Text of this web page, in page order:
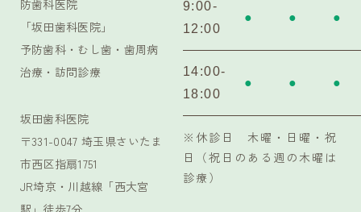
防歯科医院
「坂田歯科医院」
予防歯科・むし歯・歯周病
治療・訪問診療
坂田歯科医院
〒331-0047 埼玉県さいたま
市西区指扇1751
JR埼京・川越線「西大宮
駅」徒歩7分
9:00-
12:00
● ● ●
14:00-
18:00
● ● ●
※休診日 木曜・日曜・祝
日（祝日のある週の木曜は
診療）